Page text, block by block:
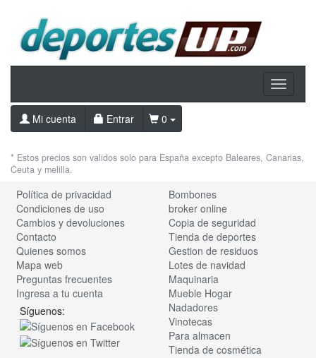
Toggle
Mi cuenta
Entrar 0
* Estos precios son validos solo para España excepto Baleares, Canarias,
Ceuta y melilla.
Política de privacidad
Condiciones de uso
Cambios y devoluciones
Contacto
Quienes somos
Mapa web
Preguntas frecuentes
Ingresa a tu cuenta
Síguenos:
Bombones
broker online
Copia de seguridad
Tienda de deportes
Gestion de residuos
Lotes de navidad
Maquinaria
Mueble Hogar
Nadadores
Vinotecas
Para almacen
Tienda de cosmética